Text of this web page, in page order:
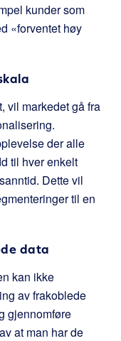
kunder som
«forventet høy
vil markedet gå fra
der alle
til hver enkelt
Dette vil
til en
data
kan ikke
av frakoblede
gjennomføre
at man har de